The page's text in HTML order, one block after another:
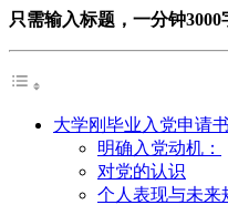
只需输入标题，一分钟
大学刚毕业入党申请
明确入党动机：
对党的认识
个人表现与未来